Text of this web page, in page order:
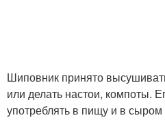
Шиповник принято
или делать настои, компоты.
употреблять в пищу и в сыром